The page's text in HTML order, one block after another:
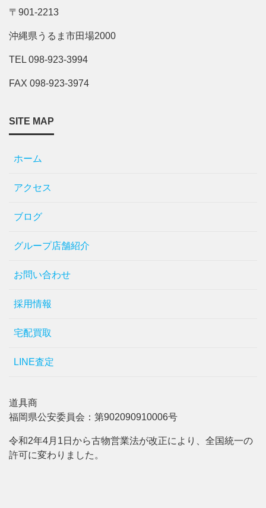
〒901-2213
沖縄県うるま市田場2000
TEL 098-923-3994
FAX 098-923-3974
SITE MAP
ホーム
アクセス
ブログ
グループ店舗紹介
お問い合わせ
採用情報
宅配買取
LINE査定
道具商
福岡県公安委員会：第902090910006号
令和2年4月1日から古物営業法が改正により、全国統一の
許可に変わりました。